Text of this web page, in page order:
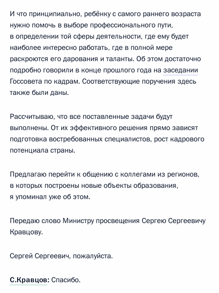
И что принципиально, ребёнку с самого раннего возраста
нужно помочь в выборе профессионального пути,
в определении той сферы деятельности, где ему будет
наиболее интересно работать, где в полной мере
раскроются его дарования и таланты. Об этом достаточно
подробно говорили в конце прошлого года на заседании
Госсовета по кадрам. Соответствующие поручения здесь
также были даны.
Рассчитываю, что все поставленные задачи будут
выполнены. От их эффективного решения прямо зависят
подготовка востребованных специалистов, рост кадрового
потенциала страны.
Предлагаю перейти к общению с коллегами из регионов,
в которых построены новые объекты образования,
я упоминал уже об этом.
Передаю слово Министру просвещения Сергею Сергеевичу
Кравцову.
Сергей Сергеевич, пожалуйста.
С.Кравцов: Спасибо.